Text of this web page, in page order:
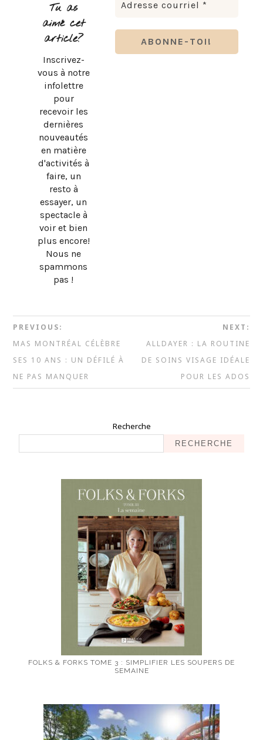
Tu as
aimé cet
article?
Inscrivez-
vous à notre
infolettre
pour
recevoir les
dernières
nouveautés
en matière
d'activités à
faire, un
resto à
essayer, un
spectacle à
voir et bien
plus encore!
Nous ne
spammons
pas !
PREVIOUS:
MAS MONTRÉAL CÉLÈBRE
SES 10 ANS : UN DÉFILÉ À
NE PAS MANQUER
NEXT:
ALLDAYER : LA ROUTINE
DE SOINS VISAGE IDÉALE
POUR LES ADOS
Recherche
RECHERCHE
FOLKS & FORKS TOME 3 : SIMPLIFIER LES SOUPERS DE
SEMAINE